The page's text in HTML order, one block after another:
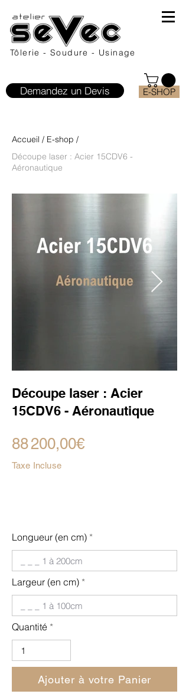
Tôlerie - Soudure - Usinage
E-SHOP
Demandez un Devis
Accueil / E-shop /
Découpe laser : Acier 15CDV6 -
Aéronautique
Découpe laser : Acier
15CDV6 - Aéronautique
88 200,00€
Taxe Incluse
Longueur (en cm)
Largeur (en cm)
Quantité
Ajouter à votre Panier